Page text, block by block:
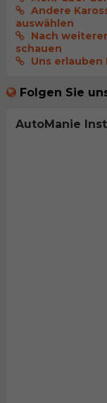
Andere
auswählen
Nach
schauen
Uns
Folgen Sie
AutoManie